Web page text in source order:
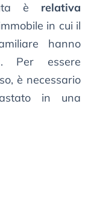
è relativa
in cui il
hanno
Per essere
è necessario
in una